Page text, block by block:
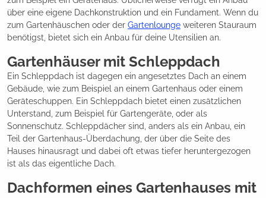
über eine eigene Dachkonstruktion und ein Fundament. Wenn du
zum Gartenhäuschen oder der Gartenlounge weiteren Stauraum
benötigst, bietet sich ein Anbau für deine Utensilien an.
Gartenhäuser mit Schleppdach
Ein Schleppdach ist dagegen ein angesetztes Dach an einem
Gebäude, wie zum Beispiel an einem Gartenhaus oder einem
Geräteschuppen. Ein Schleppdach bietet einen zusätzlichen
Unterstand, zum Beispiel für Gartengeräte, oder als
Sonnenschutz. Schleppdächer sind, anders als ein Anbau, ein
Teil der Gartenhaus-Überdachung, der über die Seite des
Hauses hinausragt und dabei oft etwas tiefer heruntergezogen
ist als das eigentliche Dach.
Dachformen eines Gartenhauses mit